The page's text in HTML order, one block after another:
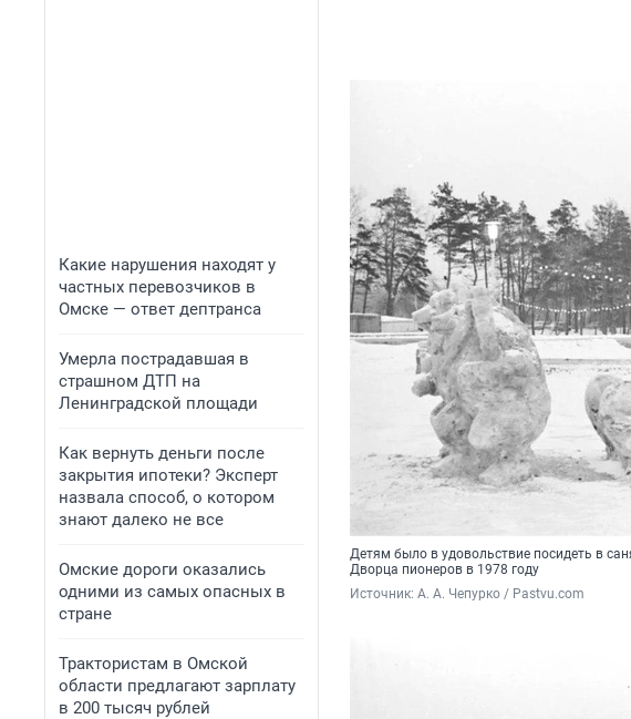
Какие нарушения находят у
частных перевозчиков в
Омске — ответ дептранса
Умерла пострадавшая в
страшном ДТП на
Ленинградской площади
Как вернуть деньги после
закрытия ипотеки? Эксперт
назвала способ, о котором
знают далеко не все
Омские дороги оказались
одними из самых опасных в
стране
Трактористам в Омской
области предлагают зарплату
в 200 тысяч рублей
Детям было в удовольствие посидеть в
Дворца пионеров в 1978 году
Источник: А. А. Чепурко / Pastvu.com